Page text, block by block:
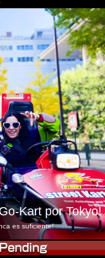
Precios
Preguntas Frecuentes
Akihabara#1
Shibuya
Tokyo Bay
Osaka
Kart por Tokyo!
es suficiente!